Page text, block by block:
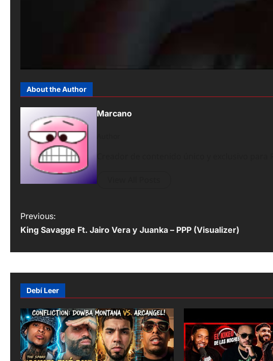
About the Author
Marcano
P
o
s
t
n
a
v
i
Previous:
King Savagge Ft. Jairo Vera y Juanka – PPP (Visualizer)
Debí Leer